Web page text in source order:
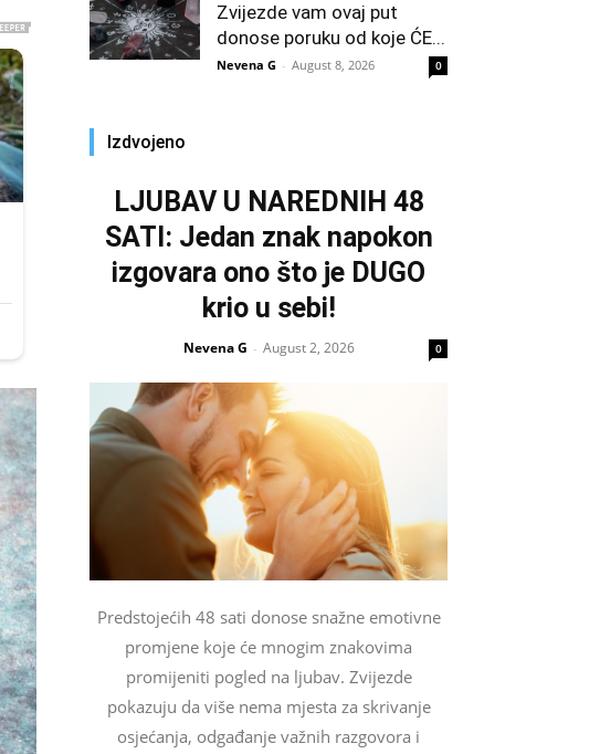
Zvijezde vam ovaj put
donose poruku od koje ĆE...
Nevena G - August 8, 2026 0
Izdvojeno
LJUBAV U NAREDNIH 48
SATI: Jedan znak napokon
izgovara ono što je DUGO
krio u sebi!
Nevena G - August 2, 2026 0
Predstojećih 48 sati donose snažne emotivne
promjene koje će mnogim znakovima
promijeniti pogled na ljubav. Zvijezde
pokazuju da više nema mjesta za skrivanje
osjećanja, odgađanje važnih razgovora i